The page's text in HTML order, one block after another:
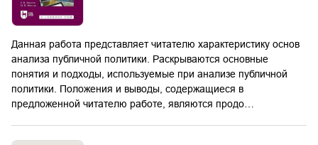
Данная работа представляет читателю характеристику основ
анализа публичной политики. Раскрываются основные
понятия и подходы, используемые при анализе публичной
политики. Положения и выводы, содержащиеся в
предложенной читателю работе, являются продо…